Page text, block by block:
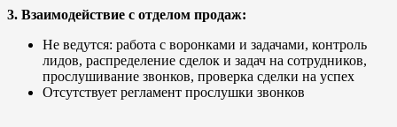
3. Взаимодействие с отделом продаж:
Не ведутся: работа с воронками и задачами, контроль
лидов, распределение сделок и задач на сотрудников,
прослушивание звонков, проверка сделки на успех
Отсутствует регламент прослушки звонков